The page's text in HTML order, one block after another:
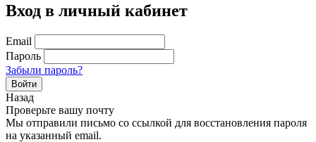
Вход в личный кабинет
Email
Пароль
Забыли пароль?
Войти
Назад
Проверьте вашу почту
Мы отправили письмо со ссылкой для восстановления пароля
на указанный email.